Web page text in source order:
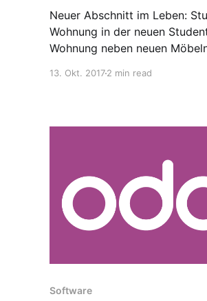
Neuer Abschnitt im Leben:
Wohnung in der neuen
Wohnung neben neuen
13. Okt. 20172 min read
Software